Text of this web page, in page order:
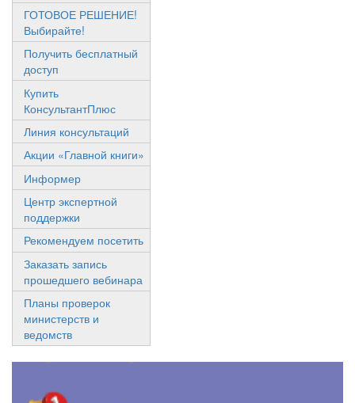
ГОТОВОЕ РЕШЕНИЕ!
Выбирайте!
Получить бесплатный
доступ
Купить
КонсультантПлюс
Линия консультаций
Акции «Главной книги»
Информер
Центр экспертной
поддержки
Рекомендуем посетить
Заказать запись
прошедшего вебинара
Планы проверок
министерств и
ведомств